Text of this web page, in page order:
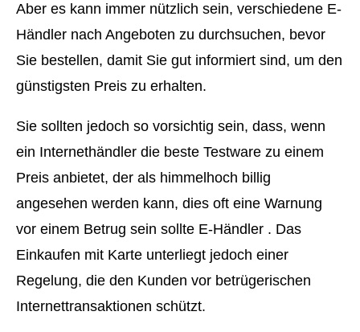
Aber es kann immer nützlich sein, verschiedene E-
Händler nach Angeboten zu durchsuchen, bevor
Sie bestellen, damit Sie gut informiert sind, um den
günstigsten Preis zu erhalten.
Sie sollten jedoch so vorsichtig sein, dass, wenn
ein Internethändler die beste Testware zu einem
Preis anbietet, der als himmelhoch billig
angesehen werden kann, dies oft eine Warnung
vor einem Betrug sein sollte E-Händler . Das
Einkaufen mit Karte unterliegt jedoch einer
Regelung, die den Kunden vor betrügerischen
Internettransaktionen schützt.